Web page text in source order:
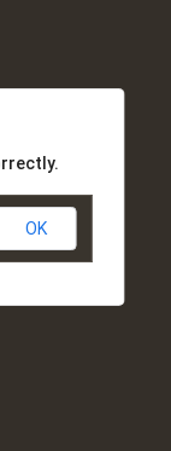
OK